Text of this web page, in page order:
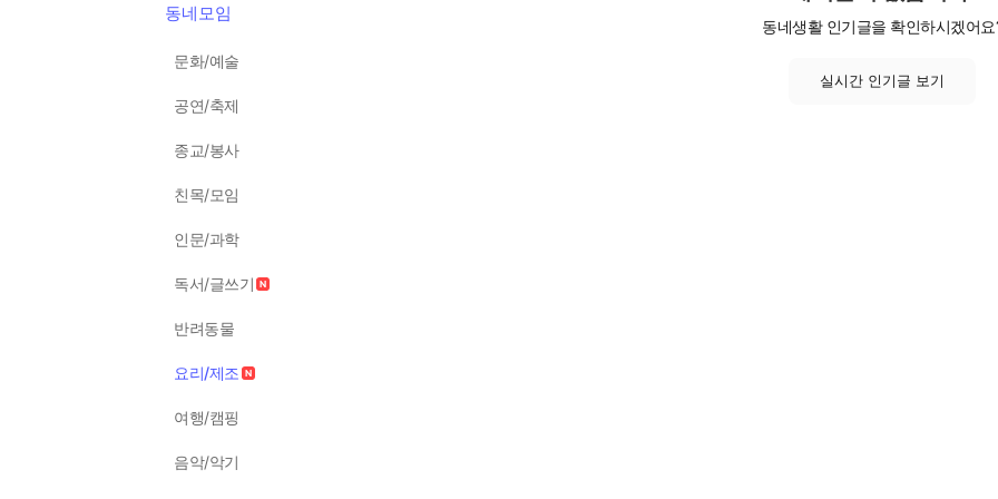
동네모임
문화/예술
공연/축제
종교/봉사
친목/모임
인문/과학
독서/글쓰기
반려동물
요리/제조
여행/캠핑
음악/악기
동네생활 인기글을 확인하시겠어요
실시간 인기글 보기